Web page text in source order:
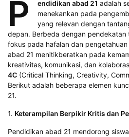
P endidikan abad 21 adalah
menekankan pada
yang relevan dengan
depan. Berbeda dengan pendekatan
fokus pada hafalan dan
abad 21 menitikberatkan pada
kreativitas, komunikasi, dan
4C (Critical Thinking, Creativity,
Berikut adalah beberapa elemen
21.
1. Keterampilan Berpikir Kritis dan
Pendidikan abad 21 mendorong